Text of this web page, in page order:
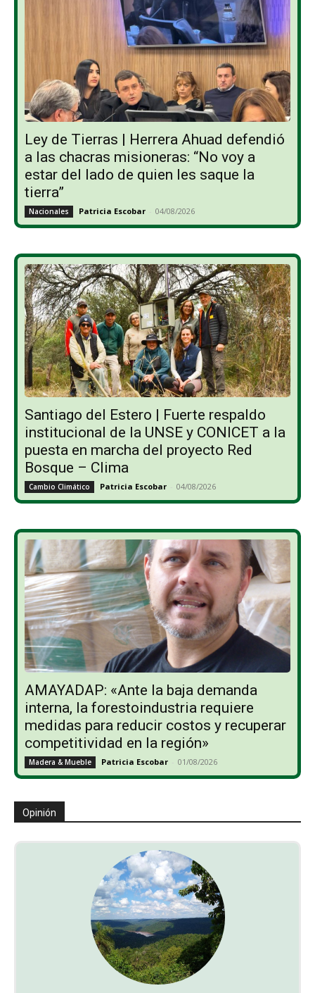
Ley de Tierras | Herrera Ahuad defendió
a las chacras misioneras: “No voy a
estar del lado de quien les saque la
tierra”
Nacionales Patricia Escobar - 04/08/2026
Santiago del Estero | Fuerte respaldo
institucional de la UNSE y CONICET a la
puesta en marcha del proyecto Red
Bosque – Clima
Cambio Climático Patricia Escobar - 04/08/2026
AMAYADAP: «Ante la baja demanda
interna, la forestoindustria requiere
medidas para reducir costos y recuperar
competitividad en la región»
Madera & Mueble Patricia Escobar - 01/08/2026
Opinión